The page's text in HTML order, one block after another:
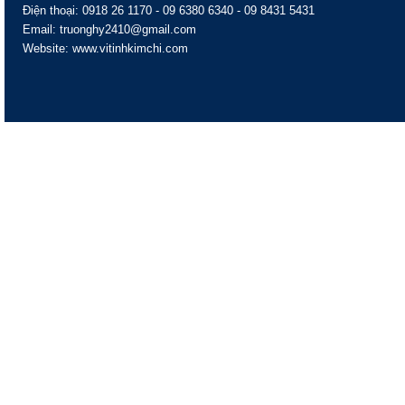
Điện thoại: 0918 26 1170 - 09 6380 6340 - 09 8431 5431
Email: truonghy2410@gmail.com
Website: www.vitinhkimchi.com